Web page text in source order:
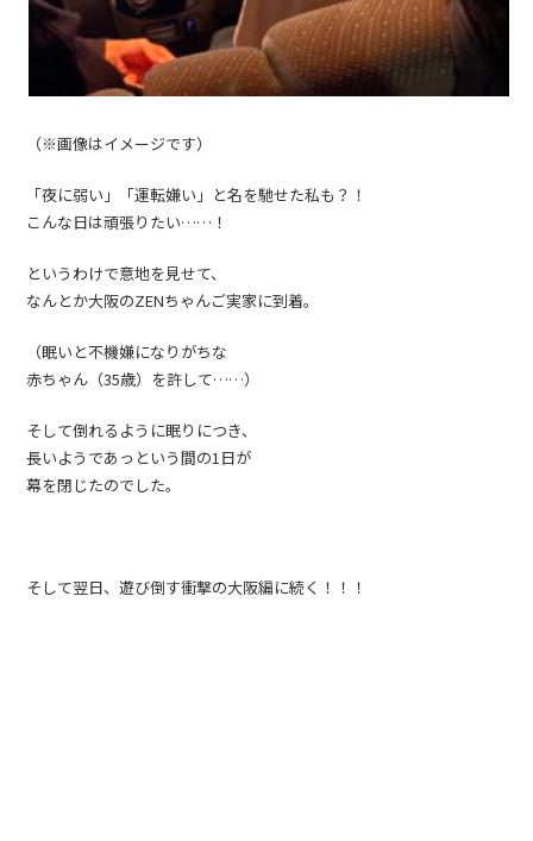
（※画像はイメージです）
「夜に弱い」「運転嫌い」と名を馳せた私も？！
こんな日は頑張りたい……！
というわけで意地を見せて、
なんとか大阪のZENちゃんご実家に到着。
（眠いと不機嫌になりがちな
赤ちゃん（35歳）を許して……）
そして倒れるように眠りにつき、
長いようであっという間の1日が
幕を閉じたのでした。
そして翌日、遊び倒す衝撃の大阪編に続く！！！